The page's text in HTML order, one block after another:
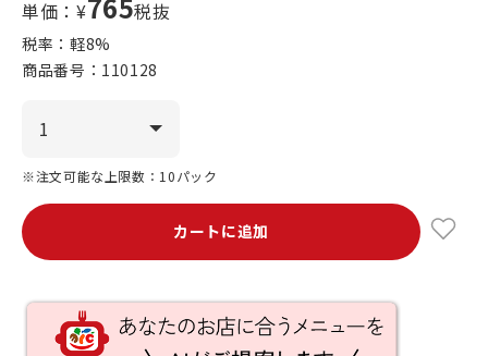
単価：¥ 税抜
税率：軽8%
商品番号： 110128
※注文可能な上限数：10パック
カートに追加